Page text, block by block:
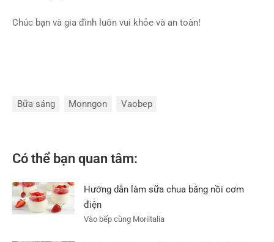
Chúc bạn và gia đình luôn vui khỏe và an toàn!
Bữa sáng Monngon Vaobep
Có thể bạn quan tâm:
Hướng dẫn làm sữa chua bằng nồi cơm
điện
Vào bếp cùng Moriitalia